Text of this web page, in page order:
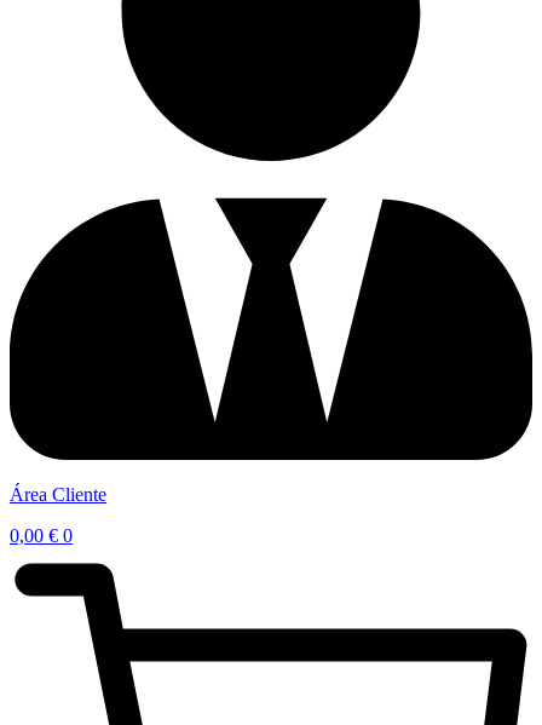
Área Cliente
0,00 € 0